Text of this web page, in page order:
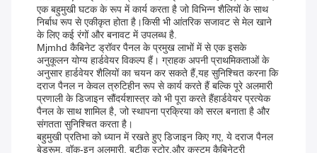
एक बहुमुखी घटक के रूप में कार्य करता है जो विभिन्न शैलियों के साथ
निर्बाध रूप से एकीकृत होता है।किसी भी आंतरिक सजावट से मेल खाने
के लिए कई रंगों और बनावट में उपलब्ध है.
Mjmhd कैबिनेट ड्रॉवर पैनल के प्रमुख लाभों में से एक इसके
अनुकूलन योग्य हार्डवेयर विकल्प हैं। ग्राहक अपनी प्राथमिकताओं के
अनुसार हार्डवेयर शैलियों का चयन कर सकते हैं,यह सुनिश्चित करना कि
दराज पैनल न केवल त्रुटिहीन रूप से कार्य करते हैं बल्कि पूरे अलमारी
प्रणाली के डिजाइन सौंदर्यशास्त्र को भी पूरा करते हैंहार्डवेयर प्रत्येक
पैनल के साथ शामिल है, जो स्थापना प्रक्रिया को सरल बनाता है और
संगतता सुनिश्चित करता है।
बहुमुखी प्रतिभा को ध्यान में रखते हुए डिजाइन किए गए, ये दराज पैनल
बेडरूम, वॉक-इन अलमारी, बुटीक स्टोर,और कस्टम कैबिनेट्री